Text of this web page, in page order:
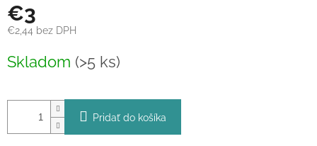
€3
€2,44 bez DPH
cena:
Skladom (>5 ks)
Pridať do košíka